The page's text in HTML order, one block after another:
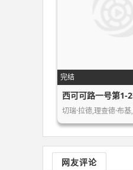
完结
西可可路一号第1-
切瑞·拉德,理查德·布
网友评论